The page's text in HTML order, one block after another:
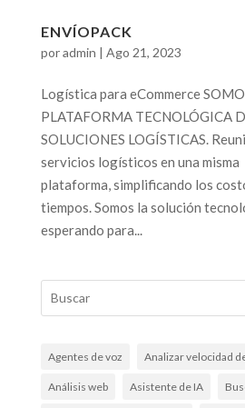
ENVÍOPACK
poradmin | Ago 21, 2023
Logística para eCommerce
PLATAFORMA TECNOLÓGICA
SOLUCIONES LOGÍSTICAS.
servicios logísticos en una misma
plataforma, simplificando los
tiempos. Somos la solución
esperando para...
Agentes de voz Analizar velocidad
Análisis web Asistente de IA